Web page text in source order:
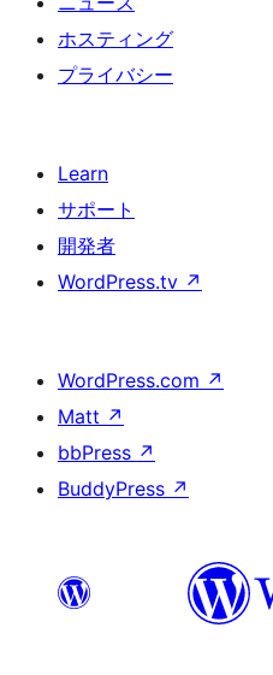
ホスティング
プライバシー
Learn
サポート
開発者
WordPress.tv ↗
WordPress.com ↗
Matt ↗
bbPress ↗
BuddyPress ↗